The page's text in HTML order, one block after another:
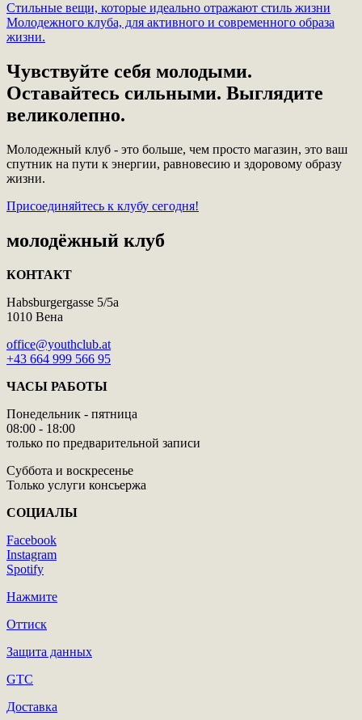
Стильные вещи, которые идеально отражают стиль жизни
Молодежного клуба, для активного и современного образа
жизни.
Чувствуйте себя молодыми.
Оставайтесь сильными. Выглядите
великолепно.
Молодежный клуб - это больше, чем просто магазин, это ваш
спутник на пути к энергии, равновесию и здоровому образу
жизни.
Присоединяйтесь к клубу сегодня!
молодёжный клуб
КОНТАКТ
Habsburgergasse 5/5a
1010 Вена
office@youthclub.at
+43 664 999 566 95
ЧАСЫ РАБОТЫ
Понедельник - пятница
08:00 - 18:00
только по предварительной записи
Суббота и воскресенье
Только услуги консьержа
СОЦИАЛЫ
Facebook
Instagram
Spotify
Нажмите
Оттиск
Защита данных
GTC
Доставка